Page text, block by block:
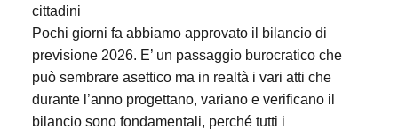
cittadini
Pochi giorni fa abbiamo approvato il bilancio di
previsione 2026. E’ un passaggio burocratico che
può sembrare asettico ma in realtà i vari atti che
durante l’anno progettano, variano e verificano il
bilancio sono fondamentali, perché tutti i